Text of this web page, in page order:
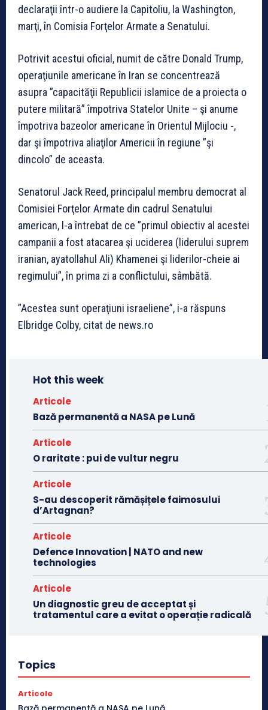
declaraţii într-o audiere la Capitoliu, la Washington,
marţi, în Comisia Forţelor Armate a Senatului.
Potrivit acestui oficial, numit de către Donald Trump,
operaţiunile americane în Iran se concentrează
asupra ”capacităţii Republicii islamice de a proiecta o
putere militară” împotriva Statelor Unite – şi anume
împotriva bazeolor americane în Orientul Mijlociu -,
dar şi împotriva aliaţilor Americii în regiune ”şi
dincolo” de aceasta.
Senatorul Jack Reed, principalul membru democrat al
Comisiei Forţelor Armate din cadrul Senatului
american, l-a întrebat de ce ”primul obiectiv al acestei
campanii a fost atacarea şi uciderea (liderului suprem
iranian, ayatollahul Ali) Khamenei şi liderilor-cheie ai
regimului”, în prima zi a conflictului, sâmbătă.
”Acestea sunt operaţiuni israeliene”, i-a răspuns
Elbridge Colby, citat de news.ro
Hot this week
Articole
Bază permanentă a NASA pe Lună
Articole
O raritate : pui de vultur negru
Articole
S-au descoperit rămășițele faimosului
d’Artagnan?
Articole
Defence Innovation | NATO and new
technologies
Articole
Un diagnostic greu de acceptat și
tratamentul care a evitat o operație radicală
Topics
Articole